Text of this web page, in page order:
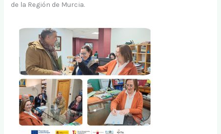
de la Región de Murcia.